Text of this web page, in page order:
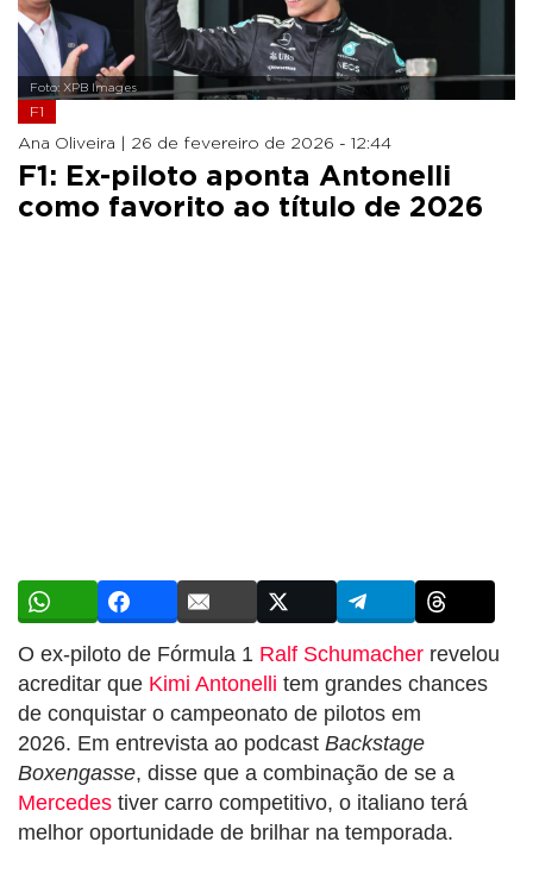
Foto: XPB Images
F1
Ana Oliveira | 26 de fevereiro de 2026 - 12:44
F1: Ex-piloto aponta Antonelli
como favorito ao título de 2026
O ex-piloto de Fórmula 1 Ralf Schumacher revelou
acreditar que Kimi Antonelli tem grandes chances
de conquistar o campeonato de pilotos em
2026. Em entrevista ao podcast Backstage
Boxengasse, disse que a combinação de se a
Mercedes tiver carro competitivo, o italiano terá
melhor oportunidade de brilhar na temporada.